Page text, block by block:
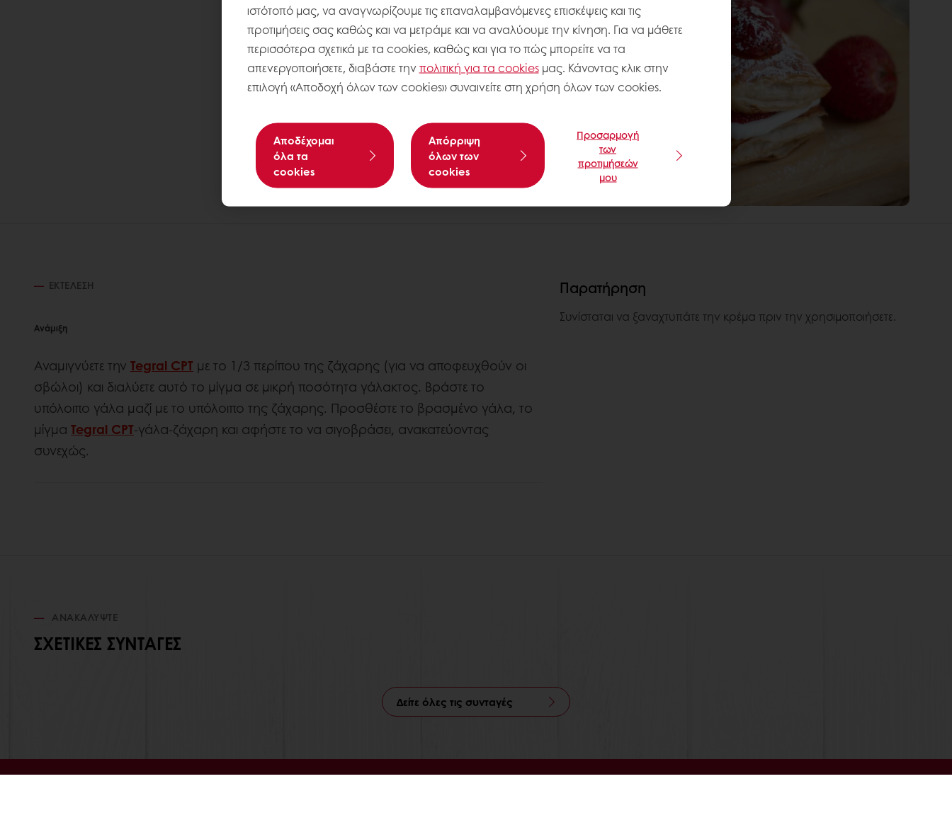
ΕΚΤΈΛΕΣΗ
Ανάμιξη
Αναμιγνύετε την Tegral CPT με το 1/3 περίπου της ζάχαρης (για να αποφευχθούν οι
σβώλοι) και διαλύετε αυτό το μίγμα σε μικρή ποσότητα γάλακτος. Βράστε το
υπόλοιπο γάλα μαζί με το υπόλοιπο της ζάχαρης. Προσθέστε το βρασμένο γάλα, το
μίγμα Tegral CPT-γάλα-ζάχαρη και αφήστε το να σιγοβράσει, ανακατεύοντας
συνεχώς.
Παρατήρηση
Συνίσταται να ξαναχτυπάτε την κρέμα πριν την χρησιμοποιήσετε.
ΑΝΑΚΑΛΎΨΤΕ
ΣΧΕΤΙΚΈΣ ΣΥΝΤΑΓΈΣ
Δείτε όλες τις συνταγές
ιστότοπό μας, να αναγνωρίζουμε τις επαναλαμβανόμενες επισκέψεις και τις
προτιμήσεις σας καθώς και να μετράμε και να αναλύουμε την κίνηση. Για να μάθετε
περισσότερα σχετικά με τα cookies, καθώς και για το πώς μπορείτε να τα
απενεργοποιήσετε, διαβάστε τηνπολιτική για τα cookiesμας. Κάνοντας κλικ στην
επιλογή «Αποδοχή όλων των cookies» συναινείτε στη χρήση όλων των cookies.
Αποδέχομαι
όλα τα
cookies
Aπόρριψη
όλων των
cookies
Προσαρμογή
των
προτιμήσεών
μου